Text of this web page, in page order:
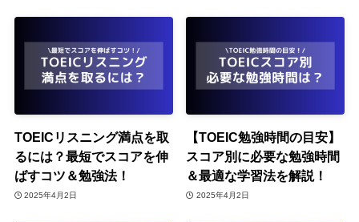
TOEICリスニング満点を取
るには？最短でスコアを伸
ばすコツ＆勉強法！
2025年4月2日
【TOEIC勉強時間の目安】
スコア別に必要な勉強時間
＆最適な学習法を解説！
2025年4月2日